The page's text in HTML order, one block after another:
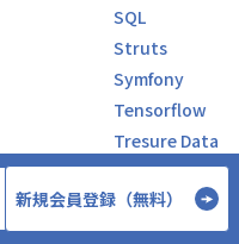
SQL
Struts
Symfony
Tensorflow
Tresure Data
Unity
VBA
WordPress
新規会員登録（無料）